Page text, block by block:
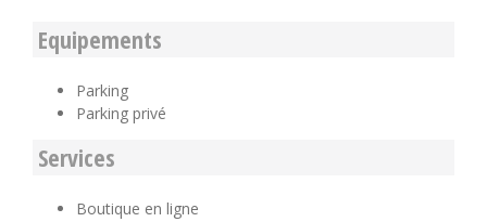
Equipements
Parking
Parking privé
Services
Boutique en ligne